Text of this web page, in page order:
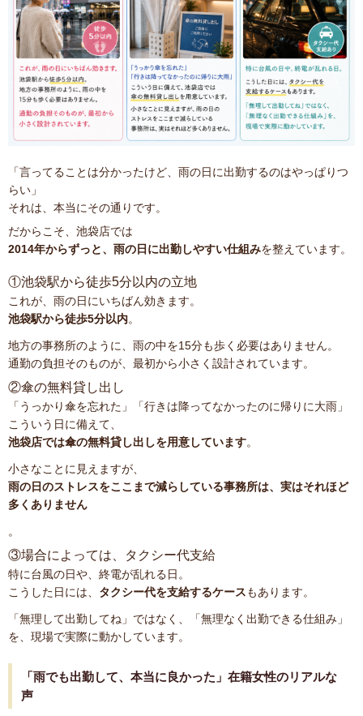
「言ってることは分かったけど、雨の日に出勤するのはやっぱりつ
らい」
それは、本当にその通りです。
だからこそ、池袋店では
2014年からずっと、雨の日に出勤しやすい仕組みを整えています。
①池袋駅から徒歩5分以内の立地
これが、雨の日にいちばん効きます。
池袋駅から徒歩5分以内。
地方の事務所のように、雨の中を15分も歩く必要はありません。
通勤の負担そのものが、最初から小さく設計されています。
②傘の無料貸し出し
「うっかり傘を忘れた」「行きは降ってなかったのに帰りに大雨」
こういう日に備えて、
池袋店では傘の無料貸し出しを用意しています。
小さなことに見えますが、
雨の日のストレスをここまで減らしている事務所は、実はそれほど
多くありません
。
③場合によっては、タクシー代支給
特に台風の日や、終電が乱れる日。
こうした日には、 タクシー代を支給するケースもあります。
「無理して出勤してね」ではなく、「無理なく出勤できる仕組み」
を、現場で実際に動かしています。
「雨でも出勤して、本当に良かった」在籍女性のリアルな
声